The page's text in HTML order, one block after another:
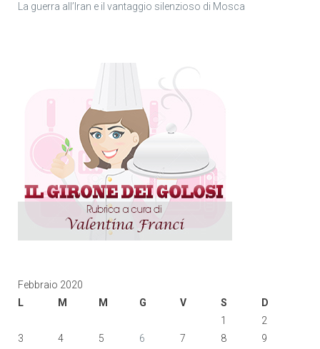
La guerra all’Iran e il vantaggio silenzioso di Mosca
Febbraio 2020
L
M M G V S
D
1
2
3
4 5 6 7 8
9